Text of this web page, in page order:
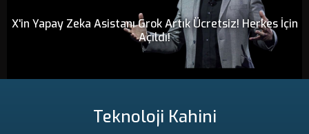
X'in Yapay Zeka Asistanı Grok Artık Ücretsiz! Herkes İçin
Açıldı!
Teknoloji Kahini